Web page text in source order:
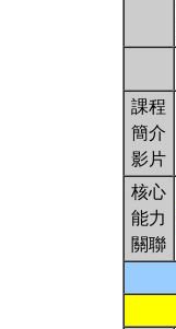
課程
簡介
影片
核心
能力
關聯